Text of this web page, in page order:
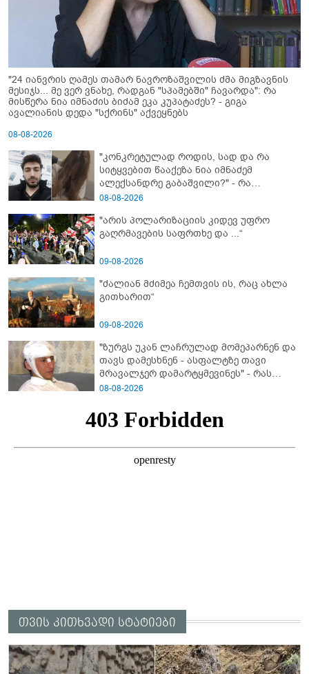
"24 იანვრის ღამეს თამარ ნავროზაშვილის ძმა მიგზავნის
მესიჯს... მე ვერ ვნახე, რადგან "სპამებში" ჩავარდა": რა
მისწერა ნია იმნაძის ბიძამ ეკა კუპატაძეს? - გიგა
ავალიანის დედა "სქრინს" აქვეყნებს
08-08-2026
"კონკრეტულად როდის, სად და რა
სიტყვებით წააქეზა ნია იმნაძემ
ალექსანდრე გაბაშვილი?" - რა
მიმართვას ავრცელებს ნია იმნაძის
08-08-2026
"არის პოლარიზაციის კიდევ უფრო
გაღრმავების საფრთხე და ...“
09-08-2026
"ძალიან მძიმეა ჩემთვის ის, რაც ახლა
გითხარით“
09-08-2026
"ზურგს უკან ლაჩრულად მომეპარნენ და
თავს დამესხნენ - ასფალტზე თავი
მრავალჯერ დამარტყმევინეს" - რას
ჰყვება კურიერი, რომელსაც
გაუსწორდნენ?
08-08-2026
თვის კითხვადი სტატიები